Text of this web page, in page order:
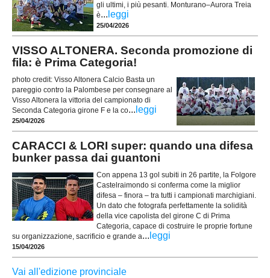
gli ultimi, i più pesanti. Monturano–Aurora Treia
è... leggi
25/04/2026
VISSO ALTONERA. Seconda promozione di
fila: è Prima Categoria!
photo credit: Visso Altonera Calcio Basta un
pareggio contro la Palombese per consegnare al
Visso Altonera la vittoria del campionato di
Seconda Categoria girone F e la co... leggi
25/04/2026
CARACCI & LORI super: quando una difesa
bunker passa dai guantoni
Con appena 13 gol subiti in 26 partite, la Folgore
Castelraimondo si conferma come la miglior
difesa – finora – tra tutti i campionati marchigiani.
Un dato che fotografa perfettamente la solidità
della vice capolista del girone C di Prima
Categoria, capace di costruire le proprie fortune
su organizzazione, sacrificio e grande a... leggi
15/04/2026
Vai all'edizione provinciale